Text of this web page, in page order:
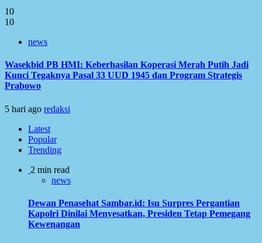
10
10
news
Wasekbid PB HMI: Keberhasilan Koperasi Merah Putih Jadi
Kunci Tegaknya Pasal 33 UUD 1945 dan Program Strategis
Prabowo
5 hari ago redaksi
Latest
Popular
Trending
2 min read
news
Dewan Penasehat Sambar.id: Isu Surpres Pergantian
Kapolri Dinilai Menyesatkan, Presiden Tetap Pemegang
Kewenangan